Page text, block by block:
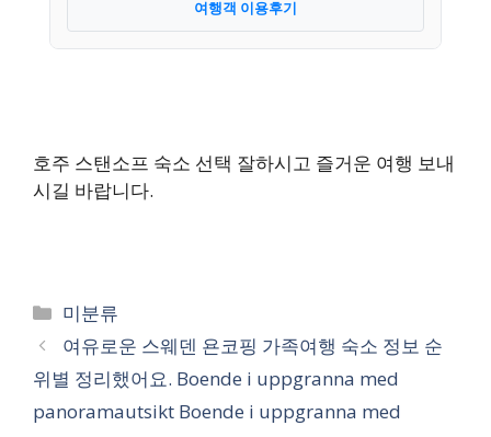
여행객 이용후기
호주 스탠소프 숙소 선택 잘하시고 즐거운 여행 보내
시길 바랍니다.
카
테
고
리
미분류
여유로운 스웨덴 욘코핑 가족여행 숙소 정보 순
위별 정리했어요. Boende i uppgranna med
panoramautsikt Boende i uppgranna med